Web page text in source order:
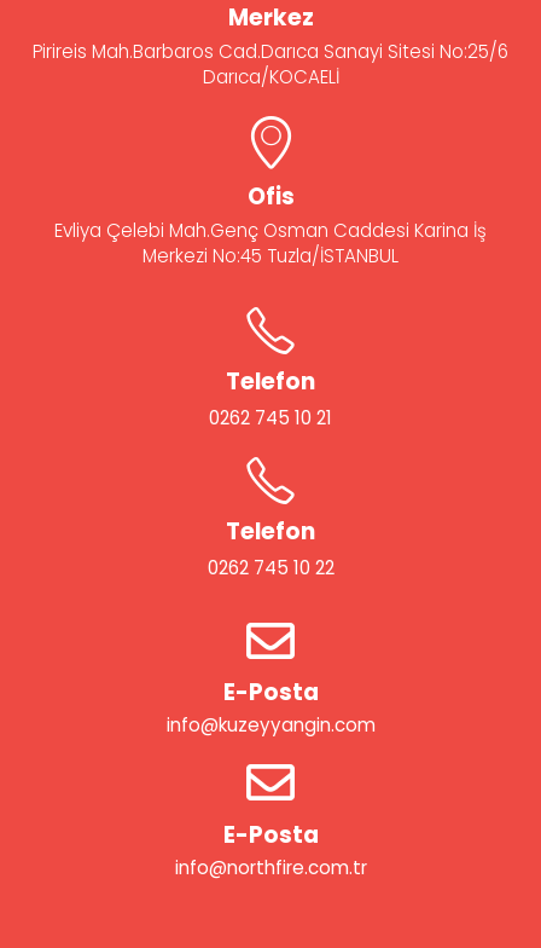
Merkez
Pirireis Mah.Barbaros Cad.Darıca Sanayi Sitesi No:25/6
Darıca/KOCAELİ
Ofis
Evliya Çelebi Mah.Genç Osman Caddesi Karina İş
Merkezi No:45 Tuzla/İSTANBUL
Telefon
0262 745 10 21
Telefon
0262 745 10 22
E-Posta
info@kuzeyyangin.com
E-Posta
info@northfire.com.tr